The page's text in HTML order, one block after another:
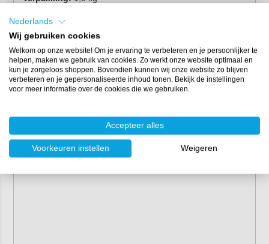
Verbruik:ca. 600 gr/m
Mengverhouding:4:1 (gewichtsdelen)
Kleur:zinkkleurig
Temperatuurbestendigheid:-20 tot +120°C
Nederlands
Wij gebruiken cookies
Welkom op onze website! Om je ervaring te verbeteren en je persoonlijker te
helpen, maken we gebruik van cookies. Zo werkt onze website optimaal en
kun je zorgeloos shoppen. Bovendien kunnen wij onze website zo blijven
verbeteren en je gepersonaliseerde inhoud tonen. Bekijk de instellingen
voor meer informatie over de cookies die we gebruiken.
Accepteer alles
Voorkeuren instellen Weigeren